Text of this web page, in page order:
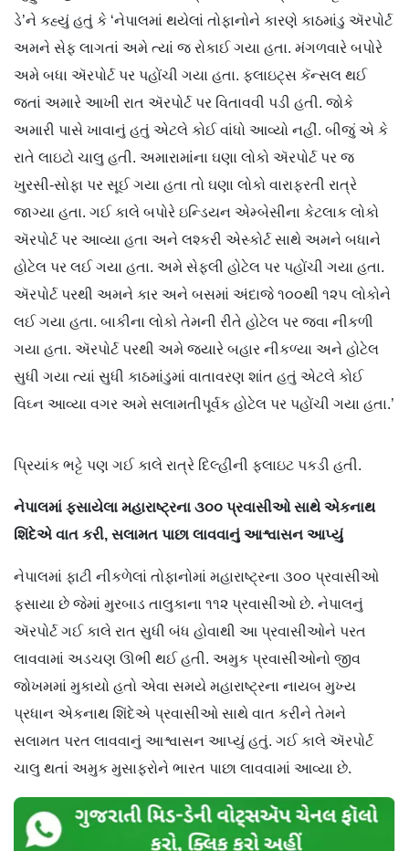
ડે’ને કહ્યું હતું કે ‘નેપાલમાં થયેલાં તોફાનોને કારણે કાઠમાંડુ ઍરપોર્ટ
અમને સેફ લાગતાં અમે ત્યાં જ રોકાઈ ગયા હતા. મંગળવારે બપોરે
અમે બધા ઍરપોર્ટ પર પહોંચી ગયા હતા. ફ્લાઇટ્સ કૅન્સલ થઈ
જતાં અમારે આખી રાત ઍરપોર્ટ પર વિતાવવી પડી હતી. જોકે
અમારી પાસે ખાવાનું હતું એટલે કોઈ વાંધો આવ્યો નહીં. બીજું એ કે
રાતે લાઇટો ચાલુ હતી. અમારામાંના ઘણા લોકો ઍરપોર્ટ પર જ
ખુરસી-સોફા પર સૂઈ ગયા હતા તો ઘણા લોકો વારાફરતી રાત્રે
જાગ્યા હતા. ગઈ કાલે બપોરે ઇન્ડિયન એમ્બેસીના કેટલાક લોકો
ઍરપોર્ટ પર આવ્યા હતા અને લશ્કરી એસ્કોર્ટ સાથે અમને બધાને
હોટેલ પર લઈ ગયા હતા. અમે સેફલી હોટેલ પર પહોંચી ગયા હતા.
ઍરપોર્ટ પરથી અમને કાર અને બસમાં અંદાજે ૧૦૦થી ૧૨૫ લોકોને
લઈ ગયા હતા. બાકીના લોકો તેમની રીતે હોટેલ પર જવા નીકળી
ગયા હતા. ઍરપોર્ટ પરથી અમે જ્યારે બહાર નીકળ્યા અને હોટેલ
સુધી ગયા ત્યાં સુધી કાઠમાંડુમાં વાતાવરણ શાંત હતું એટલે કોઈ
વિઘ્ન આવ્યા વગર અમે સલામતીપૂર્વક હોટેલ પર પહોંચી ગયા હતા.’
પ્રિયાંક ભટ્ટે પણ ગઈ કાલે રાત્રે દિલ્હીની ફ્લાઇટ પકડી હતી.
નેપાલમાં ફસાયેલા મહારાષ્ટ્રના ૩૦૦ પ્રવાસીઓ સાથે એકનાથ
શિંદેએ વાત કરી, સલામત પાછા લાવવાનું આશ્વાસન આપ્યું
નેપાલમાં ફાટી નીકળેલાં તોફાનોમાં મહારાષ્ટ્રના ૩૦૦ પ્રવાસીઓ
ફસાયા છે જેમાં મુરબાડ તાલુકાના ૧૧૨ પ્રવાસીઓ છે. નેપાલનું
ઍરપોર્ટ ગઈ કાલે રાત સુધી બંધ હોવાથી આ પ્રવાસીઓને પરત
લાવવામાં અડચણ ઊભી થઈ હતી. અમુક પ્રવાસીઓનો જીવ
જોખમમાં મુકાયો હતો એવા સમયે મહારાષ્ટ્રના નાયબ મુખ્ય
પ્રધાન એકનાથ શિંદેએ પ્રવાસીઓ સાથે વાત કરીને તેમને
સલામત પરત લાવવાનું આશ્વાસન આપ્યું હતું. ગઈ કાલે ઍરપોર્ટ
ચાલુ થતાં અમુક મુસાફરોને ભારત પાછા લાવવામાં આવ્યા છે.